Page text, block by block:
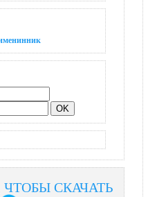
СКАЧАТЬ